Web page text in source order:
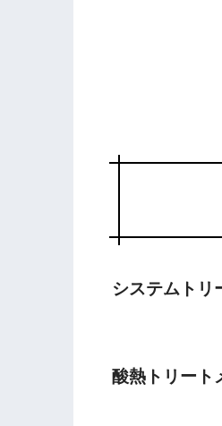
システムトリ
酸熱トリート